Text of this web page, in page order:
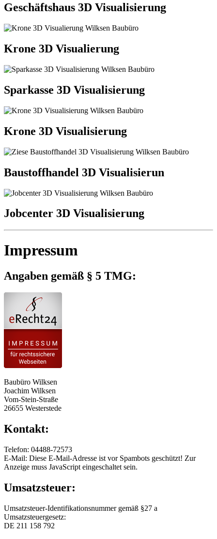
Geschäftshaus 3D Visualisierung
Krone 3D Visualierung
Sparkasse 3D Visualisierung
Krone 3D Visualisierung
Baustoffhandel 3D Visualisierun
Jobcenter 3D Visualisierung
Impressum
Angaben gemäß § 5 TMG:
Baubüro Wilksen
Joachim Wilksen
Vom-Stein-Straße
26655 Westerstede
Kontakt:
Telefon: 04488-72573
E-Mail: Diese E-Mail-Adresse ist vor Spambots geschützt! Zur
Anzeige muss JavaScript eingeschaltet sein.
Umsatzsteuer:
Umsatzsteuer-Identifikationsnummer gemäß §27 a
Umsatzsteuergesetz:
DE 211 158 792